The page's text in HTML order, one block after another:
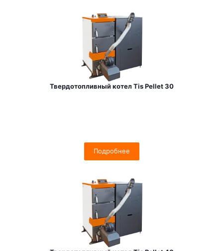
Твердотопливный котел Tis Pellet 30
Подробнее